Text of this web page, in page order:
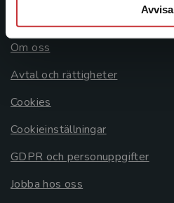
Avvisa
Om oss
Avtal och rättigheter
Cookies
Cookieinställningar
GDPR och personuppgifter
Jobba hos oss